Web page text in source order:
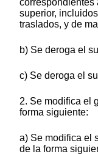
superior,
traslados, y de
b) Se deroga el
c) Se deroga el
2. Se modifica el
forma siguiente:
a) Se modifica el
de la forma